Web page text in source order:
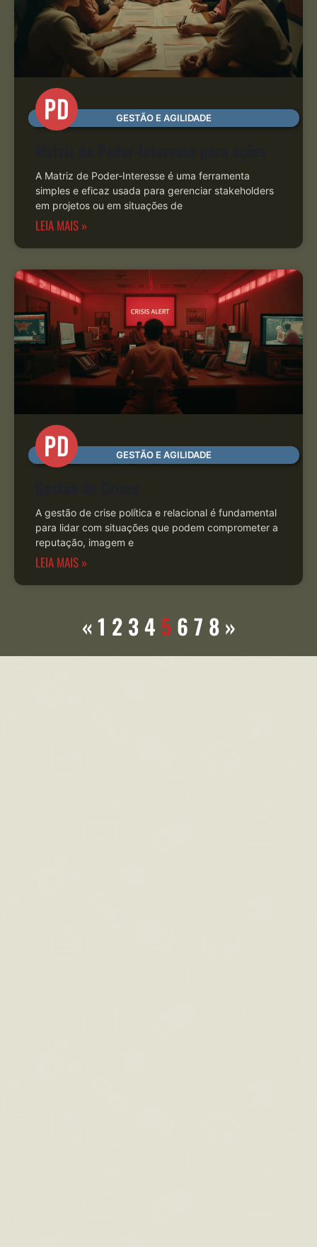
GESTÃO E AGILIDADE
A Matriz de Poder-Interesse é uma ferramenta
simples e eficaz usada para gerenciar stakeholders
em projetos ou em situações de
LEIA MAIS »
GESTÃO E AGILIDADE
A gestão de crise política e relacional é fundamental
para lidar com situações que podem comprometer a
reputação, imagem e
LEIA MAIS »
« 1 2 34 5 6 7 8 »